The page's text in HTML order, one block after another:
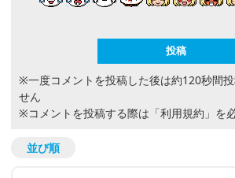
※一度コメントを投稿した後は約120秒間
せん
※コメントを投稿する際は 「利用規約」 を
並び順